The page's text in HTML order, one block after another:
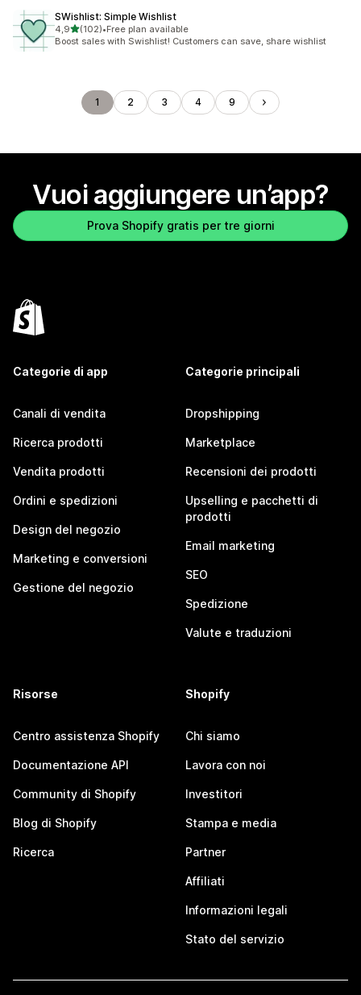
SWishlist: Simple Wishlist
4,9stelle su 5
(102)
102 recensioni totali
•Free plan available
Boost sales with Swishlist! Customers can save, share wishlist
1 2 3 4 9
Vuoi aggiungere un’app?
Prova Shopify gratis per tre giorni
Categorie di app
Canali di vendita
Ricerca prodotti
Vendita prodotti
Ordini e spedizioni
Design del negozio
Marketing e conversioni
Gestione del negozio
Categorie principali
Dropshipping
Marketplace
Recensioni dei prodotti
Upselling e pacchetti di
prodotti
Email marketing
SEO
Spedizione
Valute e traduzioni
Risorse
Centro assistenza Shopify
Documentazione API
Community di Shopify
Blog di Shopify
Ricerca
Shopify
Chi siamo
Lavora con noi
Investitori
Stampa e media
Partner
Affiliati
Informazioni legali
Stato del servizio